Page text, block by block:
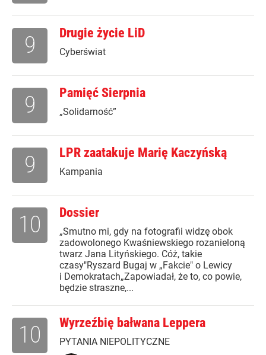
Drugie życie LiD
Cyberświat
9
Pamięć Sierpnia
„Solidarność”
9
LPR zaatakuje Marię Kaczyńską
Kampania
9
Dossier
„Smutno mi, gdy na fotografii widzę obok
zadowolonego Kwaśniewskiego rozanieloną
twarz Jana Lityńskiego. Cóż, takie
czasy"Ryszard Bugaj w „Fakcie" o Lewicy
i Demokratach„Zapowiadał, że to, co powie,
będzie straszne,...
10
Wyrzeźbię bałwana Leppera
PYTANIA NIEPOLITYCZNE
10